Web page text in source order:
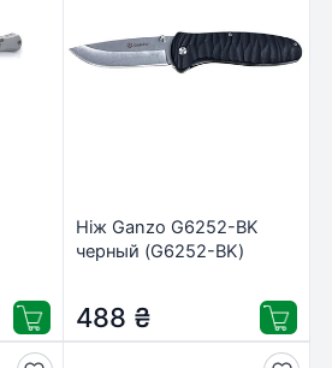
Ніж Ganzo G6252-BK
черный (G6252-BK)
488 ₴